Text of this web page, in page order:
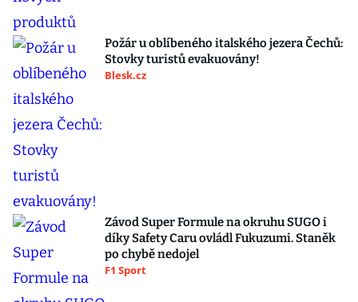
Požár u oblíbeného italského jezera Čechů:
Stovky turistů evakuovány!
Blesk.cz
Závod Super Formule na okruhu SUGO i
díky Safety Caru ovládl Fukuzumi. Staněk
po chybě nedojel
F1 Sport